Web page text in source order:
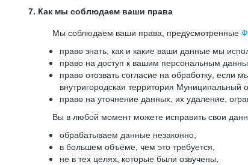
7. Как мы соблюдаем ваши права
Мы соблюдаем ваши права, предусмотренные
право знать, как и какие ваши данные мы
право на доступ к вашим персональным
право отозвать согласие на обработку, если
внутригородская территория
право на уточнение данных, их удаление,
Вы в любой момент можете исправить свои
обрабатываем данные незаконно,
в большем объёме, чем это требуется,
не в тех целях, которые были озвучены,